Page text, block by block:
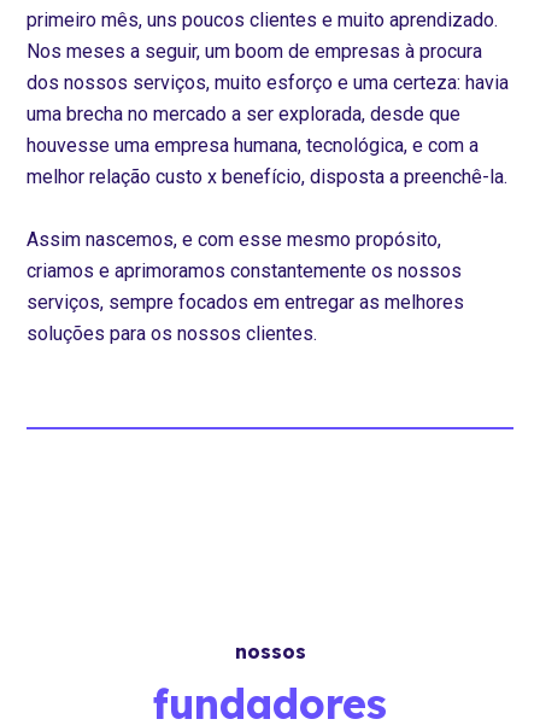
primeiro mês, uns poucos clientes e muito aprendizado.
Nos meses a seguir, um boom de empresas à procura
dos nossos serviços, muito esforço e uma certeza: havia
uma brecha no mercado a ser explorada, desde que
houvesse uma empresa humana, tecnológica, e com a
melhor relação custo x benefício, disposta a preenchê-la.
Assim nascemos, e com esse mesmo propósito,
criamos e aprimoramos constantemente os nossos
serviços, sempre focados em entregar as melhores
soluções para os nossos clientes.
nossos
fundadores